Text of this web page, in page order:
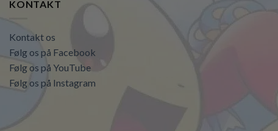
KONTAKT
Kontakt os
Følg os på Facebook
Følg os på YouTube
Følg os på Instagram